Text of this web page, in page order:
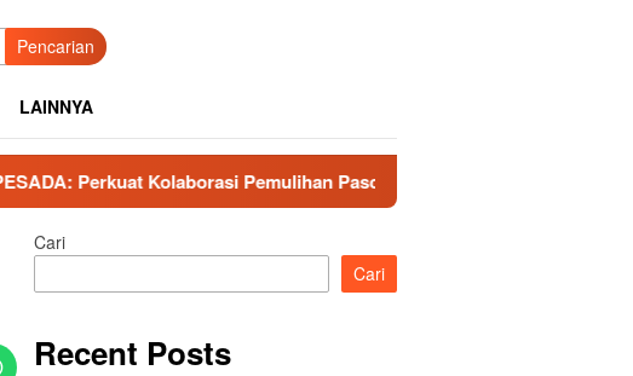
Pencarian
LAINNYA
Pemulihan Pascabencana dan Pengarusutamaan Inklusi.
Cari
Cari
Recent Posts